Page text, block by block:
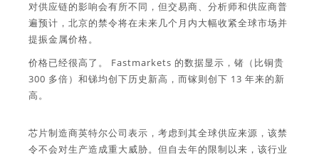
对供应链的影响会有所不同，但交易商、分析师和供应商普
遍预计，北京的禁令将在未来几个月内大幅收紧全球市场并
提振金属价格。
价格已经很高了。 Fastmarkets 的数据显示，锗（比铜贵
300 多倍）和锑均创下历史新高，而镓则创下 13 年来的新
高。
芯片制造商英特尔公司表示，考虑到其全球供应来源，该禁
令不会对生产造成重大威胁。但自去年的限制以来，该行业